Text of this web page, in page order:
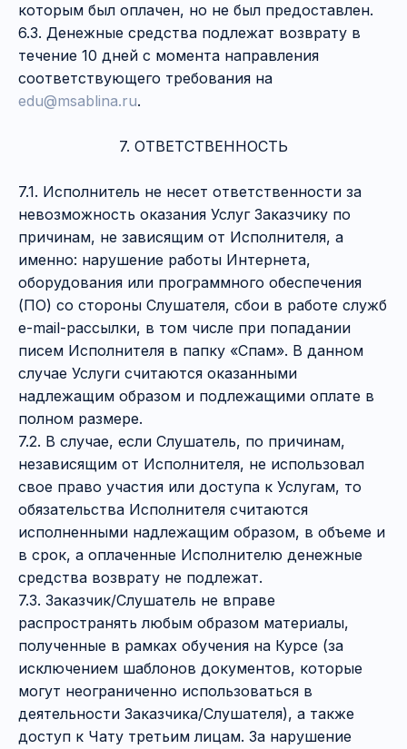
которым был оплачен, но не был предоставлен.
6.3. Денежные средства подлежат возврату в
течение 10 дней с момента направления
соответствующего требования на
edu@msablina.ru.
7. ОТВЕТСТВЕННОСТЬ
7.1. Исполнитель не несет ответственности за
невозможность оказания Услуг Заказчику по
причинам, не зависящим от Исполнителя, а
именно: нарушение работы Интернета,
оборудования или программного обеспечения
(ПО) со стороны Слушателя, сбои в работе служб
e-mail-рассылки, в том числе при попадании
писем Исполнителя в папку «Спам». В данном
случае Услуги считаются оказанными
надлежащим образом и подлежащими оплате в
полном размере.
7.2. В случае, если Слушатель, по причинам,
независящим от Исполнителя, не использовал
свое право участия или доступа к Услугам, то
обязательства Исполнителя считаются
исполненными надлежащим образом, в объеме и
в срок, а оплаченные Исполнителю денежные
средства возврату не подлежат.
7.3. Заказчик/Слушатель не вправе
распространять любым образом материалы,
полученные в рамках обучения на Курсе (за
исключением шаблонов документов, которые
могут неограниченно использоваться в
деятельности Заказчика/Слушателя), а также
доступ к Чату третьим лицам. За нарушение